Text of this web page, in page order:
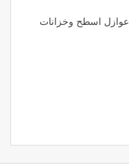
اسطح وخزانات